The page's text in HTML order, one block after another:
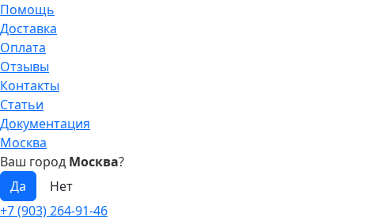
Помощь
Доставка
Оплата
Отзывы
Контакты
Статьи
Документация
Москва
Ваш город Москва?
+7 (903) 264-91-46